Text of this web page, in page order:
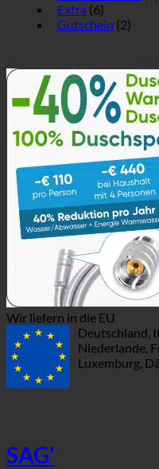
Extra (6)
Gutschein (2)
Wir liefern in die EU
Deutschland,
Niederlande,
Luxemburg,
SAG'